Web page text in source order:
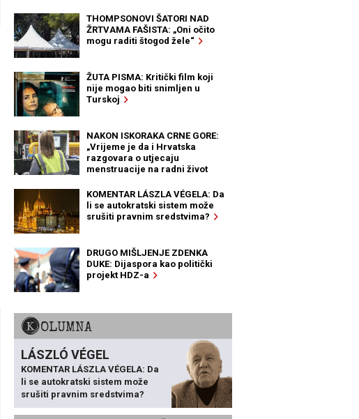
THOMPSONOVI ŠATORI NAD
ŽRTVAMA FAŠISTA: „Oni očito
mogu raditi štogod žele“
ŽUTA PISMA: Kritički film koji
nije mogao biti snimljen u
Turskoj
NAKON ISKORAKA CRNE GORE:
„Vrijeme je da i Hrvatska
razgovara o utjecaju
menstruacije na radni život
KOMENTAR LÁSZLA VÉGELA: Da
li se autokratski sistem može
srušiti pravnim sredstvima?
DRUGO MIŠLJENJE ZDENKA
DUKE: Dijaspora kao politički
projekt HDZ-a
KOLUMNA
LÁSZLÓ VÉGEL
KOMENTAR LÁSZLA VÉGELA: Da
li se autokratski sistem može
srušiti pravnim sredstvima?